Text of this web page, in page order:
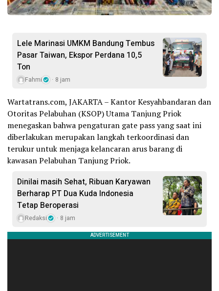
Lele Marinasi UMKM Bandung Tembus
Pasar Taiwan, Ekspor Perdana 10,5
Ton
Fahmi 8 jam
Wartatrans.com, JAKARTA – Kantor Kesyahbandaran dan
Otoritas Pelabuhan (KSOP) Utama Tanjung Priok
menegaskan bahwa pengaturan gate pass yang saat ini
diberlakukan merupakan langkah terkoordinasi dan
terukur untuk menjaga kelancaran arus barang di
kawasan Pelabuhan Tanjung Priok.
Dinilai masih Sehat, Ribuan Karyawan
Berharap PT Dua Kuda Indonesia
Tetap Beroperasi
Redaksi 8 jam